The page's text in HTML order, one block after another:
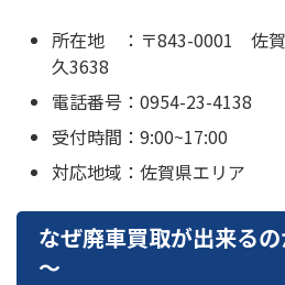
所在地 ：〒843-0001 佐賀
久3638
電話番号：0954-23-4138
受付時間：9:00~17:00
対応地域：佐賀県エリア
なぜ廃車買取が出来る
～